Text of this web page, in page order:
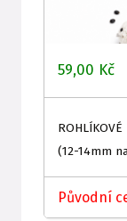
59,00 Kč
(12-14mm
Původní